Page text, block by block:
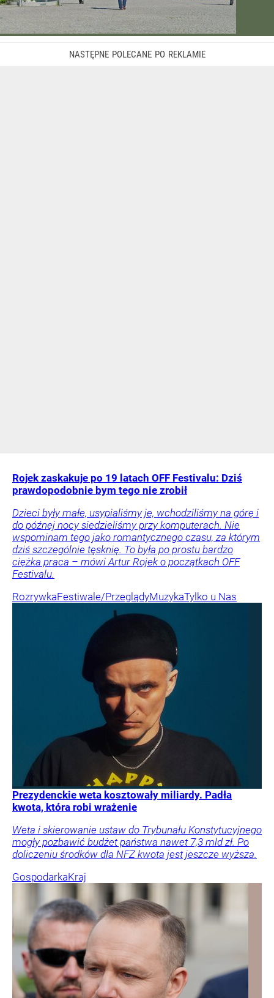
Rojek zaskakuje po 19 latach OFF Festivalu: Dziś
prawdopodobnie bym tego nie zrobił
Dzieci były małe, usypialiśmy je, wchodziliśmy na górę i
do późnej nocy siedzieliśmy przy komputerach. Nie
wspominam tego jako romantycznego czasu, za którym
dziś szczególnie tęsknię. To była po prostu bardzo
ciężka praca – mówi Artur Rojek o początkach OFF
Festivalu.
RozrywkaFestiwale/PrzeglądyMuzykaTylko u Nas
Prezydenckie weta kosztowały miliardy. Padła
kwota, która robi wrażenie
Weta i skierowanie ustaw do Trybunału Konstytucyjnego
mogły pozbawić budżet państwa nawet 7,3 mld zł. Po
doliczeniu środków dla NFZ kwota jest jeszcze wyższa.
GospodarkaKraj